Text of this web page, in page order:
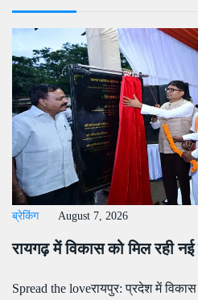
ब्रेकिंग August 7, 2026
रायगढ़ में विकास को मिल रही
Spread the loveरायपुर: प्रदेश में